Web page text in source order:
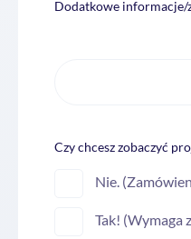
Dodatkowe informacje/
Czy chcesz zobaczyć
Nie.
Tak! (Wymaga